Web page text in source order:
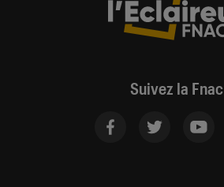
Suivez la Fnac